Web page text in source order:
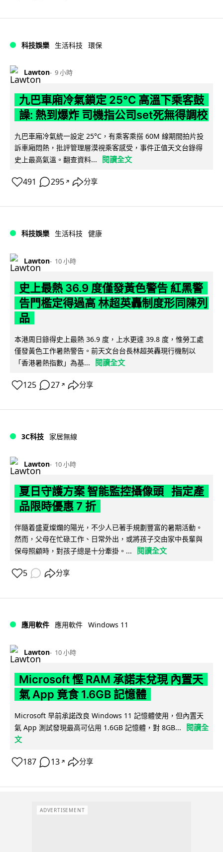
科技娛樂 生活科技 環保
Lawton 9 小時
九巴車廂冷氣鎖定 25°C 高溫下乘客鼓
譟: 熱到爆炸 司機指公司set死無得調校
九巴車廂冷氣統一設定 25°C，有乘客乘搭 60M 線期間拍片投
訴車廂悶熱，批評管理層漠視乘客感受，事件正值天文台錄得
史上最高氣溫。翻查資料...
閱讀全文
491 295 ↗ 分享
科技娛樂 生活科技 健康
Lawton 10 小時
史上最熱 36.9 度僅發黃色警告 紅黑警
告門檻定得過高 林超英轟制度形同陳列
品
本港周日錄得史上最熱 36.9 度，上水更達 39.8 度，惟勞工處
僅發黃色工作暑熱警告。前天文台台長林超英轟現行機制以
「香港暑熱指數」為基...
閱讀全文
125 27 ↗ 分享
3C科技 家居無線
Lawton 10 小時
夏日守護方案 智能監控攝像頭 指定產
品限時優惠 7 折
伴隨着盛夏燦爛的陽光，不少人已著手規劃豐富的暑期活動。
然而，父母在忙碌工作、日常外出，或將孩子交由家中長輩與
保母照顧時，對孩子總是十分牽掛。...
閱讀全文
5 分享
應用軟件 應用軟件 Windows 11
Lawton 10 小時
Microsoft 慳 RAM 承諾未兌現 內置天
氣 App 竟食 1.6GB 記憶體
Microsoft 早前承諾改良 Windows 11 記憶體使用，但內置天
氣 App 測試發現最高可佔用 1.6GB 記憶體，對 8GB...
閱讀全
文
187 13 ↗ 分享
ADVERTISEMENT